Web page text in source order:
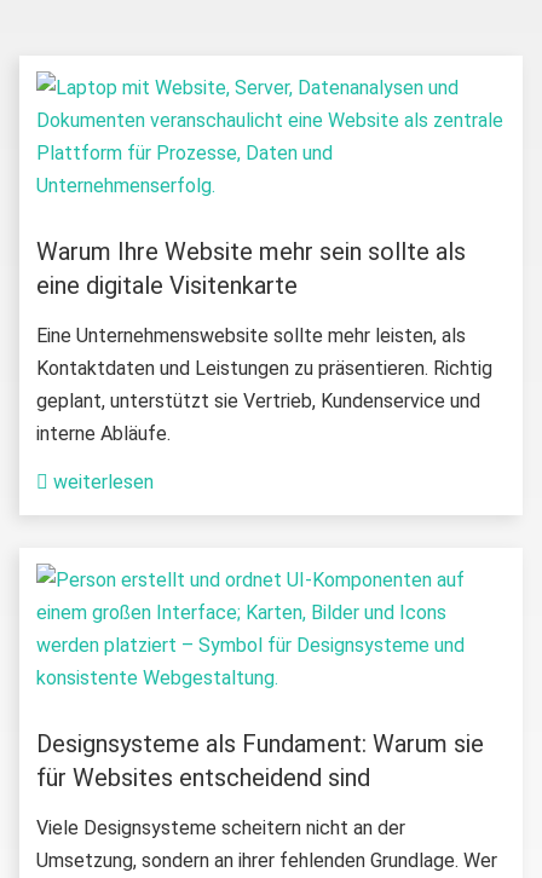
Warum Ihre Website mehr sein sollte als
eine digitale Visitenkarte
Eine Unternehmenswebsite sollte mehr leisten, als
Kontaktdaten und Leistungen zu präsentieren. Richtig
geplant, unterstützt sie Vertrieb, Kundenservice und
interne Abläufe.
weiterlesen
Designsysteme als Fundament: Warum sie
für Websites entscheidend sind
Viele Designsysteme scheitern nicht an der
Umsetzung, sondern an ihrer fehlenden Grundlage. Wer